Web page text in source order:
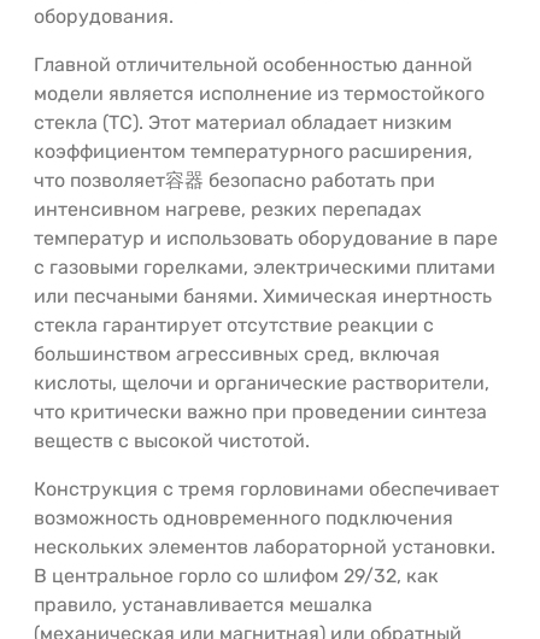
оборудования.
Главной отличительной особенностью данной
модели является исполнение из термостойкого
стекла (ТС). Этот материал обладает низким
коэффициентом температурного расширения,
что позволяет容器 безопасно работать при
интенсивном нагреве, резких перепадах
температур и использовать оборудование в паре
с газовыми горелками, электрическими плитами
или песчаными банями. Химическая инертность
стекла гарантирует отсутствие реакции с
большинством агрессивных сред, включая
кислоты, щелочи и органические растворители,
что критически важно при проведении синтеза
веществ с высокой чистотой.
Конструкция с тремя горловинами обеспечивает
возможность одновременного подключения
нескольких элементов лабораторной установки.
В центральное горло со шлифом 29/32, как
правило, устанавливается мешалка
(механическая или магнитная) или обратный